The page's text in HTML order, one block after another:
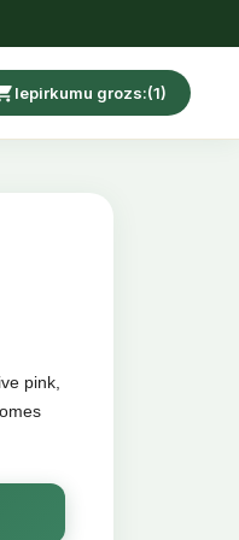
Iepirkumu grozs:(1)
pink,
this